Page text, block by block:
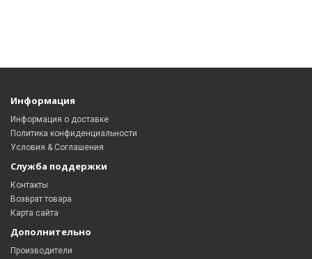
Информация
Информация о доставке
Политика конфиденциальности
Условия & Соглашения
Служба поддержки
Контакты
Возврат товара
Карта сайта
Дополнительно
Производители